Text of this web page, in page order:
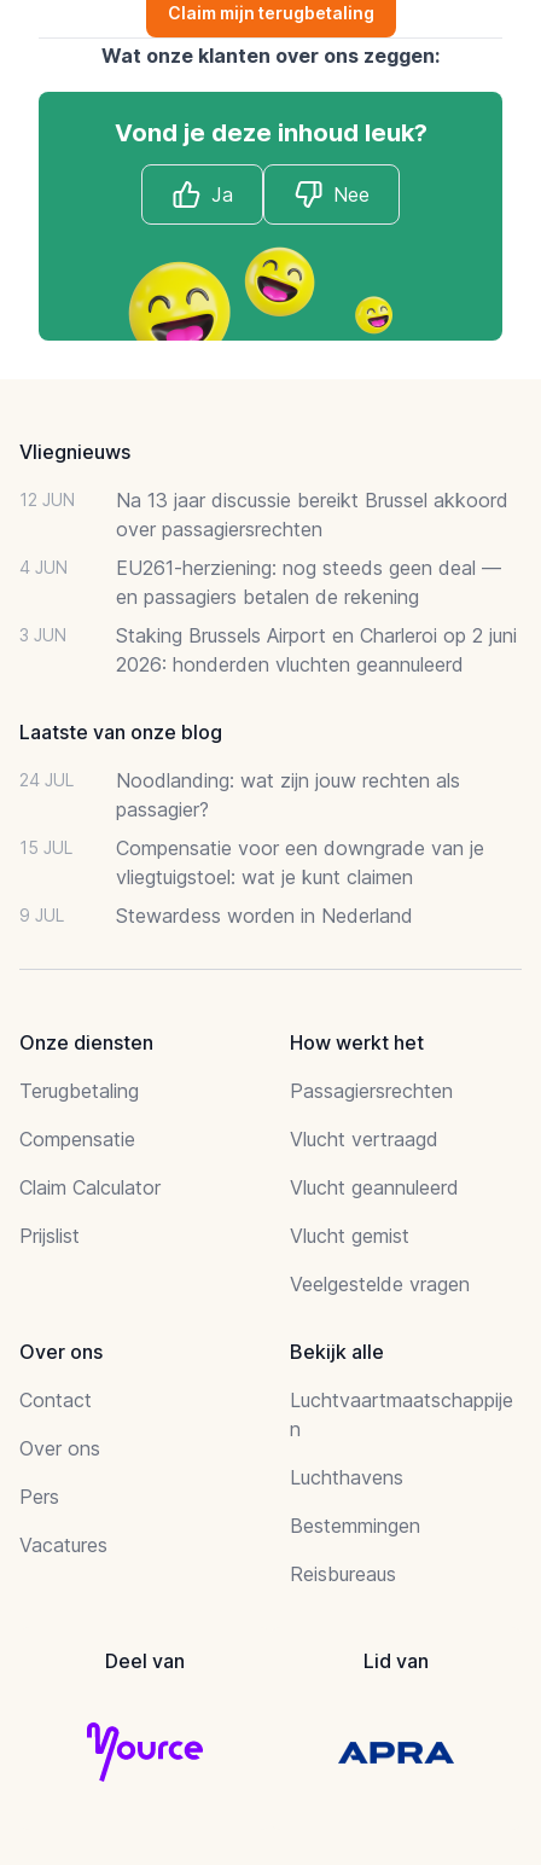
Claim mijn terugbetaling
Wat onze klanten over ons zeggen:
Vond je deze inhoud leuk?
Ja Nee
Vliegnieuws
12 JUN
Na 13 jaar discussie bereikt Brussel akkoord
over passagiersrechten
4 JUN
EU261-herziening: nog steeds geen deal —
en passagiers betalen de rekening
3 JUN
Staking Brussels Airport en Charleroi op 2 juni
2026: honderden vluchten geannuleerd
Laatste van onze blog
24 JUL
Noodlanding: wat zijn jouw rechten als
passagier?
15 JUL
Compensatie voor een downgrade van je
vliegtuigstoel: wat je kunt claimen
9 JUL Stewardess worden in Nederland
Onze diensten
Terugbetaling
Compensatie
Claim Calculator
Prijslist
How werkt het
Passagiersrechten
Vlucht vertraagd
Vlucht geannuleerd
Vlucht gemist
Veelgestelde vragen
Over ons
Contact
Over ons
Pers
Vacatures
Bekijk alle
Luchtvaartmaatschappije
n
Luchthavens
Bestemmingen
Reisbureaus
Deel van Lid van